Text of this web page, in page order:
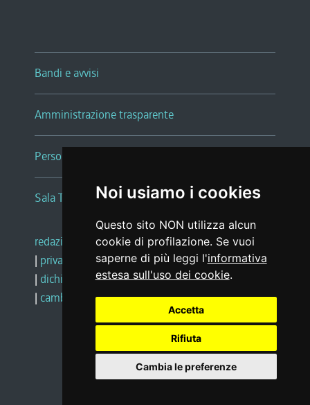
Noi usiamo i cookies
Questo sito NON utilizza alcun
cookie di profilazione. Se vuoi
saperne di più leggi l'informativa
estesa sull'uso dei cookie.
Accetta
Rifiuta
Cambia le preferenze
Bandi e avvisi
Amministrazione trasparente
Persone e Uffici
Sala Tiziano Tessitori
redazione web |note legali |glossario
| privacy
social media policy
| dichiarazione di accessibilità |feedback
| cambio preferenze cookie
Realizzato da